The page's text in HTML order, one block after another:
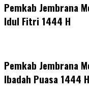
Pemkab Jembrana
Idul Fitri 1444 H
Pemkab Jembrana
Ibadah Puasa 1444 H